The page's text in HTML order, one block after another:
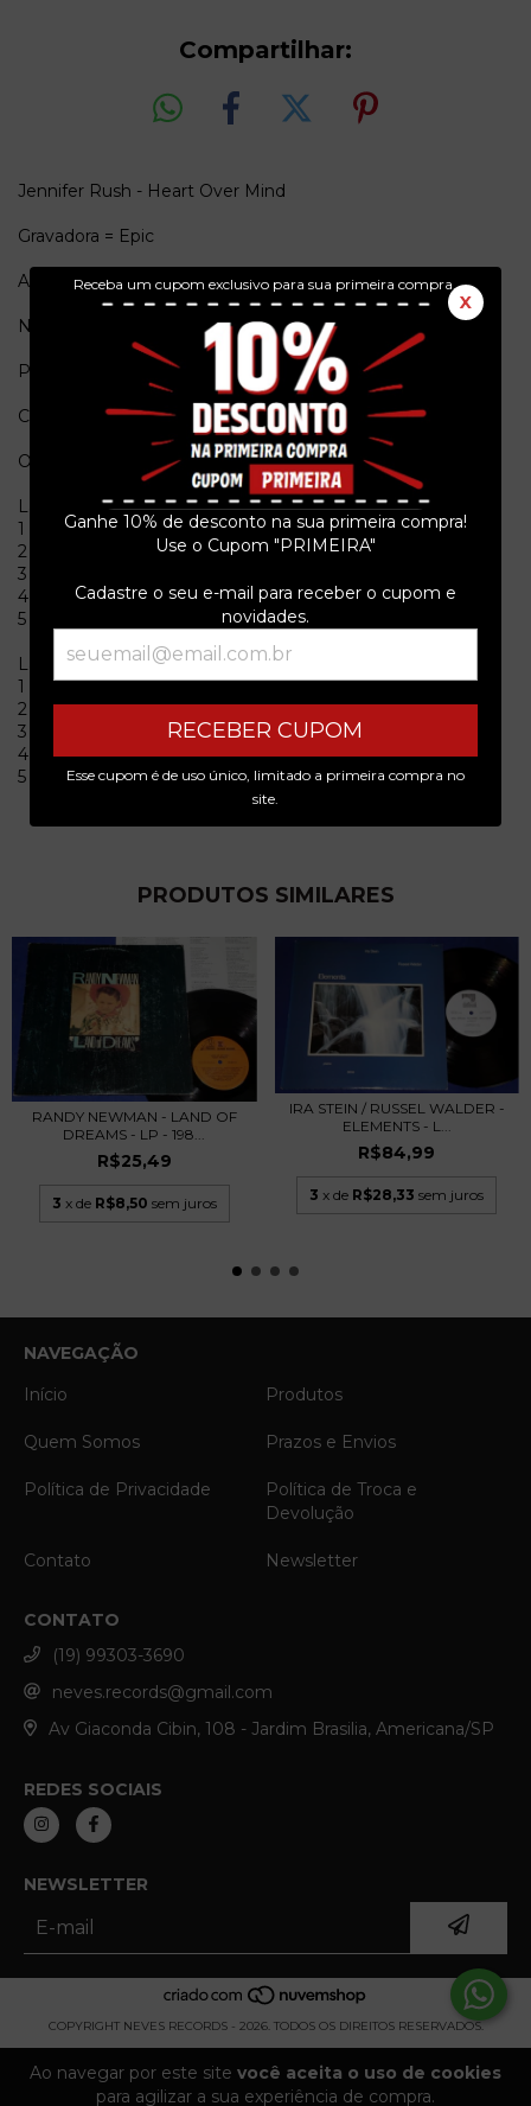
Receba um cupom exclusivo para sua primeira compra.
X
Ganhe 10% de desconto na sua primeira compra!
Use o Cupom "PRIMEIRA"
Cadastre o seu e-mail para receber o cupom e
novidades.
RECEBER CUPOM
Esse cupom é de uso único, limitado a primeira compra no
site.
Ao navegar por este site você aceita o uso de cookies
para agilizar a sua experiência de compra.
Compartilhar:
Jennifer Rush - Heart Over Mind
Gravadora = Epic
Ano = 1987
Numero de Catalogo = 144937
Pais de origem = Brasil
Conservação = Ex(Capa) / Ex(Vinil)
Obs. = Edição promocional, com release.
Lado A
1 I Come Undone 4:05
2 Down To You 4:27
3 Heart Over Mind 4:07
4 Search The Sky 4:35
5 Flames Of Paradise 4:37
Lado B
1 Love Of A Stranger 4:01
2 Heart Wars 3:14
3 Stronghold 4:23
4 Sidekick 4:06
5 Call My Name 4:11
PRODUTOS SIMILARES
RANDY NEWMAN - LAND OF
DREAMS - LP - 198...
R$25,49
3 x de R$8,50 sem juros
IRA STEIN / RUSSEL WALDER -
ELEMENTS - L...
R$84,99
3 x de R$28,33 sem juros
NAVEGAÇÃO
Início
Produtos
Quem Somos Prazos e Envios
Política de Privacidade
Política de Troca e
Devolução
Contato Newsletter
CONTATO
(19) 99303-3690
neves.records@gmail.com
Av Giaconda Cibin, 108 - Jardim Brasilia, Americana/SP
REDES SOCIAIS
NEWSLETTER
COPYRIGHT NEVES RECORDS - 2026. TODOS OS DIREITOS RESERVADOS.